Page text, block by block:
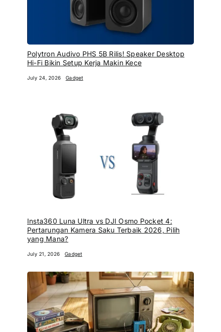
Polytron Audivo PHS 5B Rilis! Speaker Desktop
Hi-Fi Bikin Setup Kerja Makin Kece
July 24, 2026 Gadget
Insta360 Luna Ultra vs DJI Osmo Pocket 4:
Pertarungan Kamera Saku Terbaik 2026, Pilih
yang Mana?
July 21, 2026 Gadget